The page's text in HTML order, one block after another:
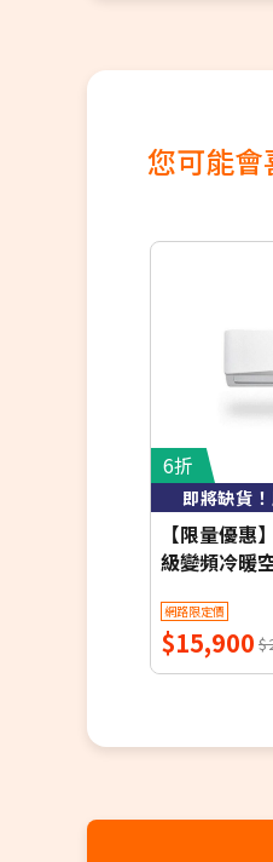
您可能會
6折
即將缺貨
【限量優惠
級變頻冷暖
安裝+舊機回
禮+1年安裝
網路限定價
$15,900